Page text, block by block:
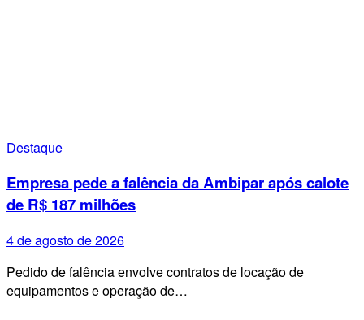
Destaque
Empresa pede a falência da Ambipar após calote
de R$ 187 milhões
4 de agosto de 2026
Pedido de falência envolve contratos de locação de
equipamentos e operação de…